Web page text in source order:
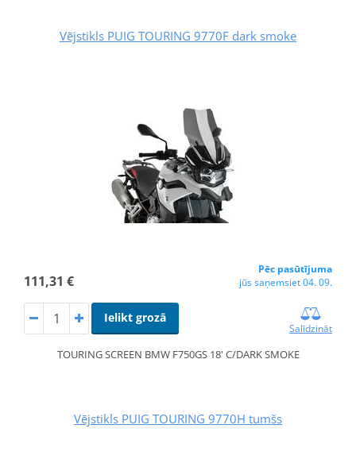
Vējstikls PUIG TOURING 9770F dark smoke
111,31 €
Pēc pasūtījuma
jūs saņemsiet 04. 09.
Ielikt grozā
Salīdzināt
TOURING SCREEN BMW F750GS 18' C/DARK SMOKE
Vējstikls PUIG TOURING 9770H tumšs